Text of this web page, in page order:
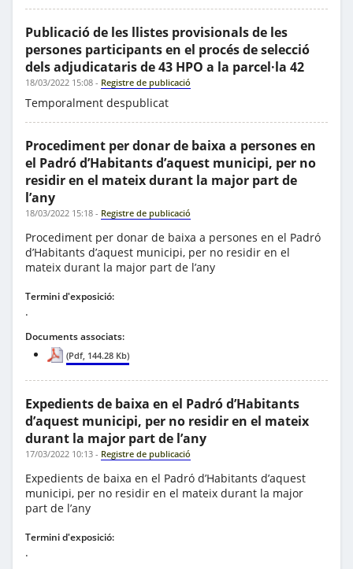
Publicació de les llistes provisionals de les
persones participants en el procés de selecció
dels adjudicataris de 43 HPO a la parcel·la 42
18/03/2022 15:08 - Registre de publicació
Temporalment despublicat
Procediment per donar de baixa a persones en
el Padró d’Habitants d’aquest municipi, per no
residir en el mateix durant la major part de
l’any
18/03/2022 15:18 - Registre de publicació
Procediment per donar de baixa a persones en el Padró
d’Habitants d’aquest municipi, per no residir en el
mateix durant la major part de l’any
Termini d'exposició:
.
Documents associats:
(Pdf, 144.28 Kb)
Expedients de baixa en el Padró d’Habitants
d’aquest municipi, per no residir en el mateix
durant la major part de l’any
17/03/2022 10:13 - Registre de publicació
Expedients de baixa en el Padró d’Habitants d’aquest
municipi, per no residir en el mateix durant la major
part de l’any
Termini d'exposició:
.